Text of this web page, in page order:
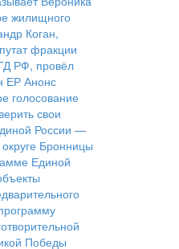
жилищного
Коган,
фракции
РФ, провёл
ЕР Анонс
голосование
свои
России —
Бронницы
Единой
Победы